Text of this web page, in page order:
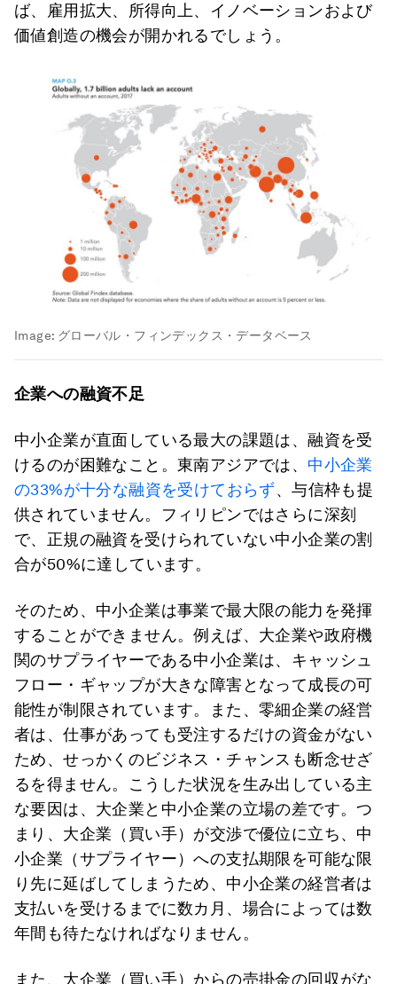
ば、雇用拡大、所得向上、イノベーションおよび
価値創造の機会が開かれるでしょう。
Image: グローバル・フィンデックス・データベース
企業への融資不足
中小企業が直面している最大の課題は、融資を受
けるのが困難なこと。東南アジアでは、 中小企業
の33%が十分な融資を受けておらず、与信枠も提
供されていません。フィリピンではさらに深刻
で、正規の融資を受けられていない中小企業の割
合が50%に達しています。
そのため、中小企業は事業で最大限の能力を発揮
することができません。例えば、大企業や政府機
関のサプライヤーである中小企業は、キャッシュ
フロー・ギャップが大きな障害となって成長の可
能性が制限されています。また、零細企業の経営
者は、仕事があっても受注するだけの資金がない
ため、せっかくのビジネス・チャンスも断念せざ
るを得ません。こうした状況を生み出している主
な要因は、大企業と中小企業の立場の差です。つ
まり、大企業（買い手）が交渉で優位に立ち、中
小企業（サプライヤー）への支払期限を可能な限
り先に延ばしてしまうため、中小企業の経営者は
支払いを受けるまでに数カ月、場合によっては数
年間も待たなければなりません。
また、大企業（買い手）からの売掛金の回収がな